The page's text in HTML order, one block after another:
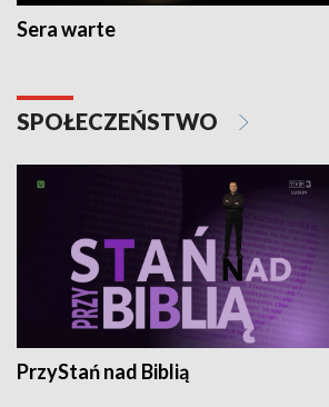
Sera warte
SPOŁECZEŃSTWO
PrzyStań nad Biblią